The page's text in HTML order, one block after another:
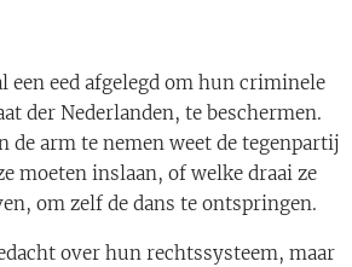
een eed afgelegd om hun criminele
der Nederlanden, te beschermen.
de arm te nemen weet de tegenpartij
moeten inslaan, of welke draai ze
om zelf de dans te ontspringen.
over hun rechtssysteem, maar